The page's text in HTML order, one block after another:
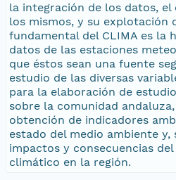
la integración de los datos,
los mismos, y su explotación
fundamental del CLIMA es la
datos de las estaciones
que éstos sean una fuente
estudio de las diversas
para la elaboración de
sobre la comunidad
obtención de indicadores
estado del medio ambiente
impactos y consecuencias
climático en la región.